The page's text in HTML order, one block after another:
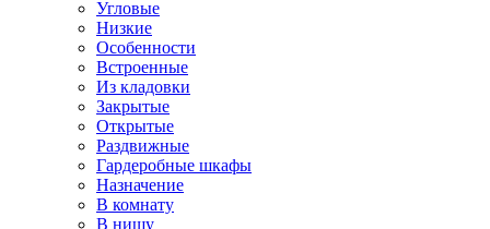
Угловые
Низкие
Особенности
Встроенные
Из кладовки
Закрытые
Открытые
Раздвижные
Гардеробные шкафы
Назначение
В комнату
В нишу